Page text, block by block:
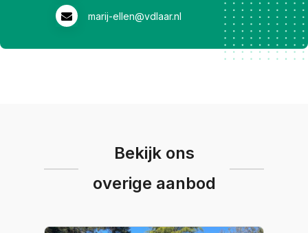
marij-ellen@vdlaar.nl
Bekijk ons
overige aanbod